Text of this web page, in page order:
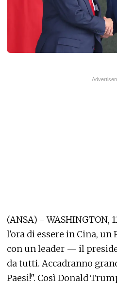
(ANSA) - WASHINGTON,
l'ora di essere in Cina, un
con un leader — il
da tutti. Accadranno
Paesi!". Così Donald